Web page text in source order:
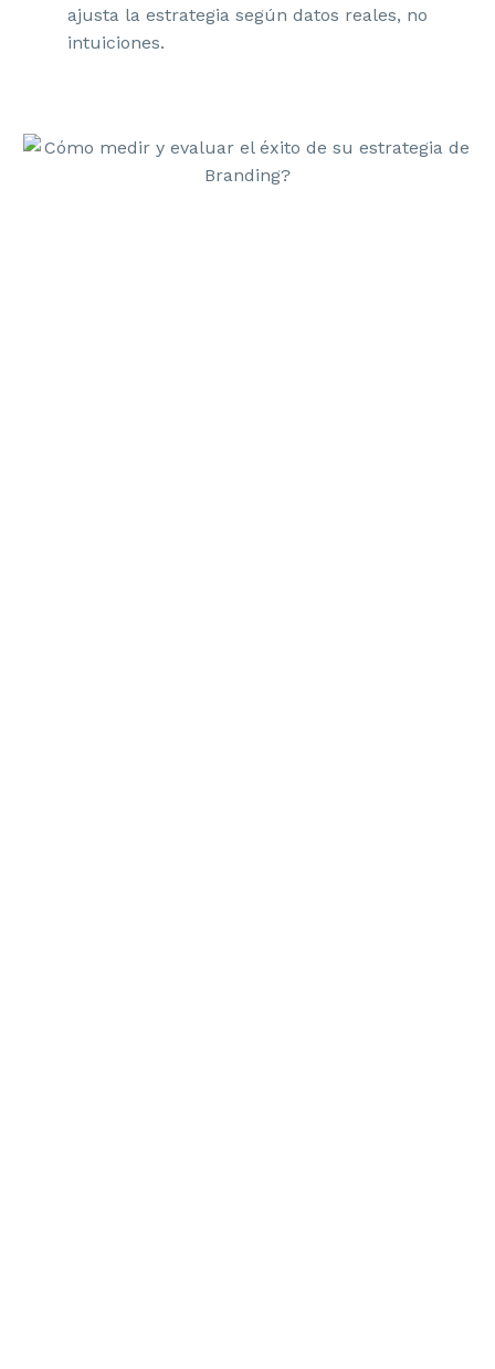
ajusta la estrategia según datos reales, no
intuiciones.